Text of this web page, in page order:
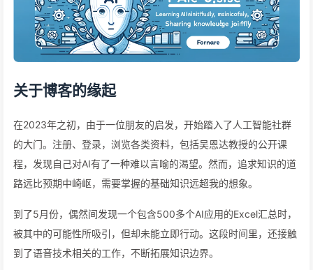
关于博客的缘起
在2023年之初，由于一位朋友的启发，开始踏入了人工智能社群
的大门。注册、登录，浏览各类资料，包括吴恩达教授的公开课
程，发现自己对AI有了一种难以言喻的渴望。然而，追求知识的道
路远比预期中崎岖，需要掌握的基础知识远超我的想象。
到了5月份，偶然间发现一个包含500多个AI应用的Excel汇总时，
被其中的可能性所吸引，但却未能立即行动。这段时间里，还接触
到了语音技术相关的工作，不断拓展知识边界。